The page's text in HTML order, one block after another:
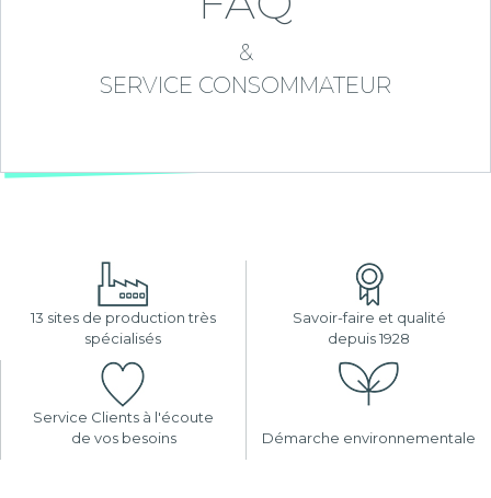
&
SERVICE CONSOMMATEUR
13 sites de production très
spécialisés
Savoir-faire et qualité
depuis 1928
Service Clients à l'écoute
de vos besoins
Démarche environnementale